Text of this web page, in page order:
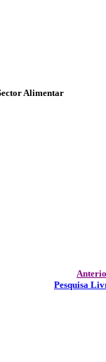
Alimentar
Pesquisa